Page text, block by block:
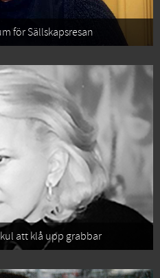
för Sällskapsresan
att klå upp grabbar